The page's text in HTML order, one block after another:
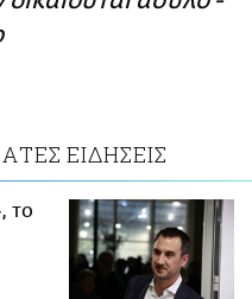
ΕΙΔΗΣΕΙΣ
το